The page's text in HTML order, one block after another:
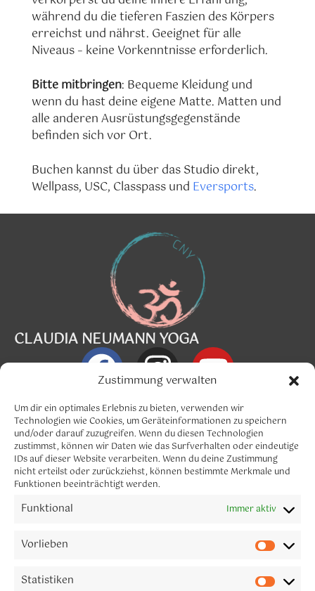
Zustimmung verwalten
Um dir ein optimales Erlebnis zu bieten, verwenden wir
Technologien wie Cookies, um Geräteinformationen zu speichern
und/oder darauf zuzugreifen. Wenn du diesen Technologien
zustimmst, können wir Daten wie das Surfverhalten oder eindeutige
IDs auf dieser Website verarbeiten. Wenn du deine Zustimmung
nicht erteilst oder zurückziehst, können bestimmte Merkmale und
Funktionen beeinträchtigt werden.
Funktional Immer aktiv
Vorlieben
Statistiken
während du die tieferen Faszien des Körpers
erreichst und nährst. Geeignet für alle
Niveaus – keine Vorkenntnisse erforderlich.
Bitte mitbringen: Bequeme Kleidung und
wenn du hast deine eigene Matte. Matten und
alle anderen Ausrüstungsgegenstände
befinden sich vor Ort.
Buchen kannst du über das Studio direkt,
Wellpass, USC, Classpass und Eversports.
CLAUDIA NEUMANN YOGA
Menü
CLAUDIA NEUMANN YOGA